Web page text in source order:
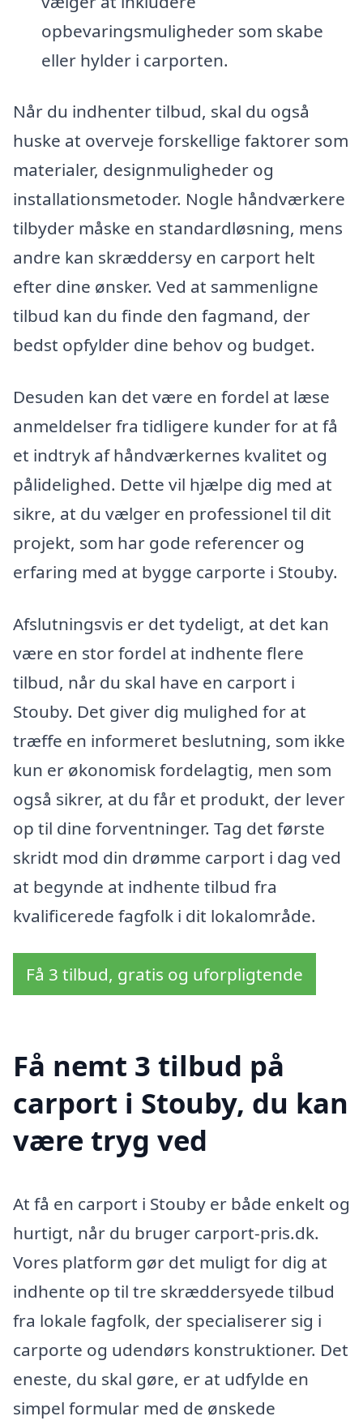
opbevaringsmuligheder som skabe
eller hylder i carporten.
Når du indhenter tilbud, skal du også
huske at overveje forskellige faktorer som
materialer, designmuligheder og
installationsmetoder. Nogle håndværkere
tilbyder måske en standardløsning, mens
andre kan skræddersy en carport helt
efter dine ønsker. Ved at sammenligne
tilbud kan du finde den fagmand, der
bedst opfylder dine behov og budget.
Desuden kan det være en fordel at læse
anmeldelser fra tidligere kunder for at få
et indtryk af håndværkernes kvalitet og
pålidelighed. Dette vil hjælpe dig med at
sikre, at du vælger en professionel til dit
projekt, som har gode referencer og
erfaring med at bygge carporte i Stouby.
Afslutningsvis er det tydeligt, at det kan
være en stor fordel at indhente flere
tilbud, når du skal have en carport i
Stouby. Det giver dig mulighed for at
træffe en informeret beslutning, som ikke
kun er økonomisk fordelagtig, men som
også sikrer, at du får et produkt, der lever
op til dine forventninger. Tag det første
skridt mod din drømme carport i dag ved
at begynde at indhente tilbud fra
kvalificerede fagfolk i dit lokalområde.
Få 3 tilbud, gratis og uforpligtende
Få nemt 3 tilbud på
carport i Stouby, du kan
være tryg ved
At få en carport i Stouby er både enkelt og
hurtigt, når du bruger carport-pris.dk.
Vores platform gør det muligt for dig at
indhente op til tre skræddersyede tilbud
fra lokale fagfolk, der specialiserer sig i
carporte og udendørs konstruktioner. Det
eneste, du skal gøre, er at udfylde en
simpel formular med de ønskede